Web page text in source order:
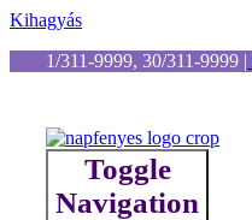
Kihagyás
1/311-9999, 30/311-9999 |
Toggle
Navigation